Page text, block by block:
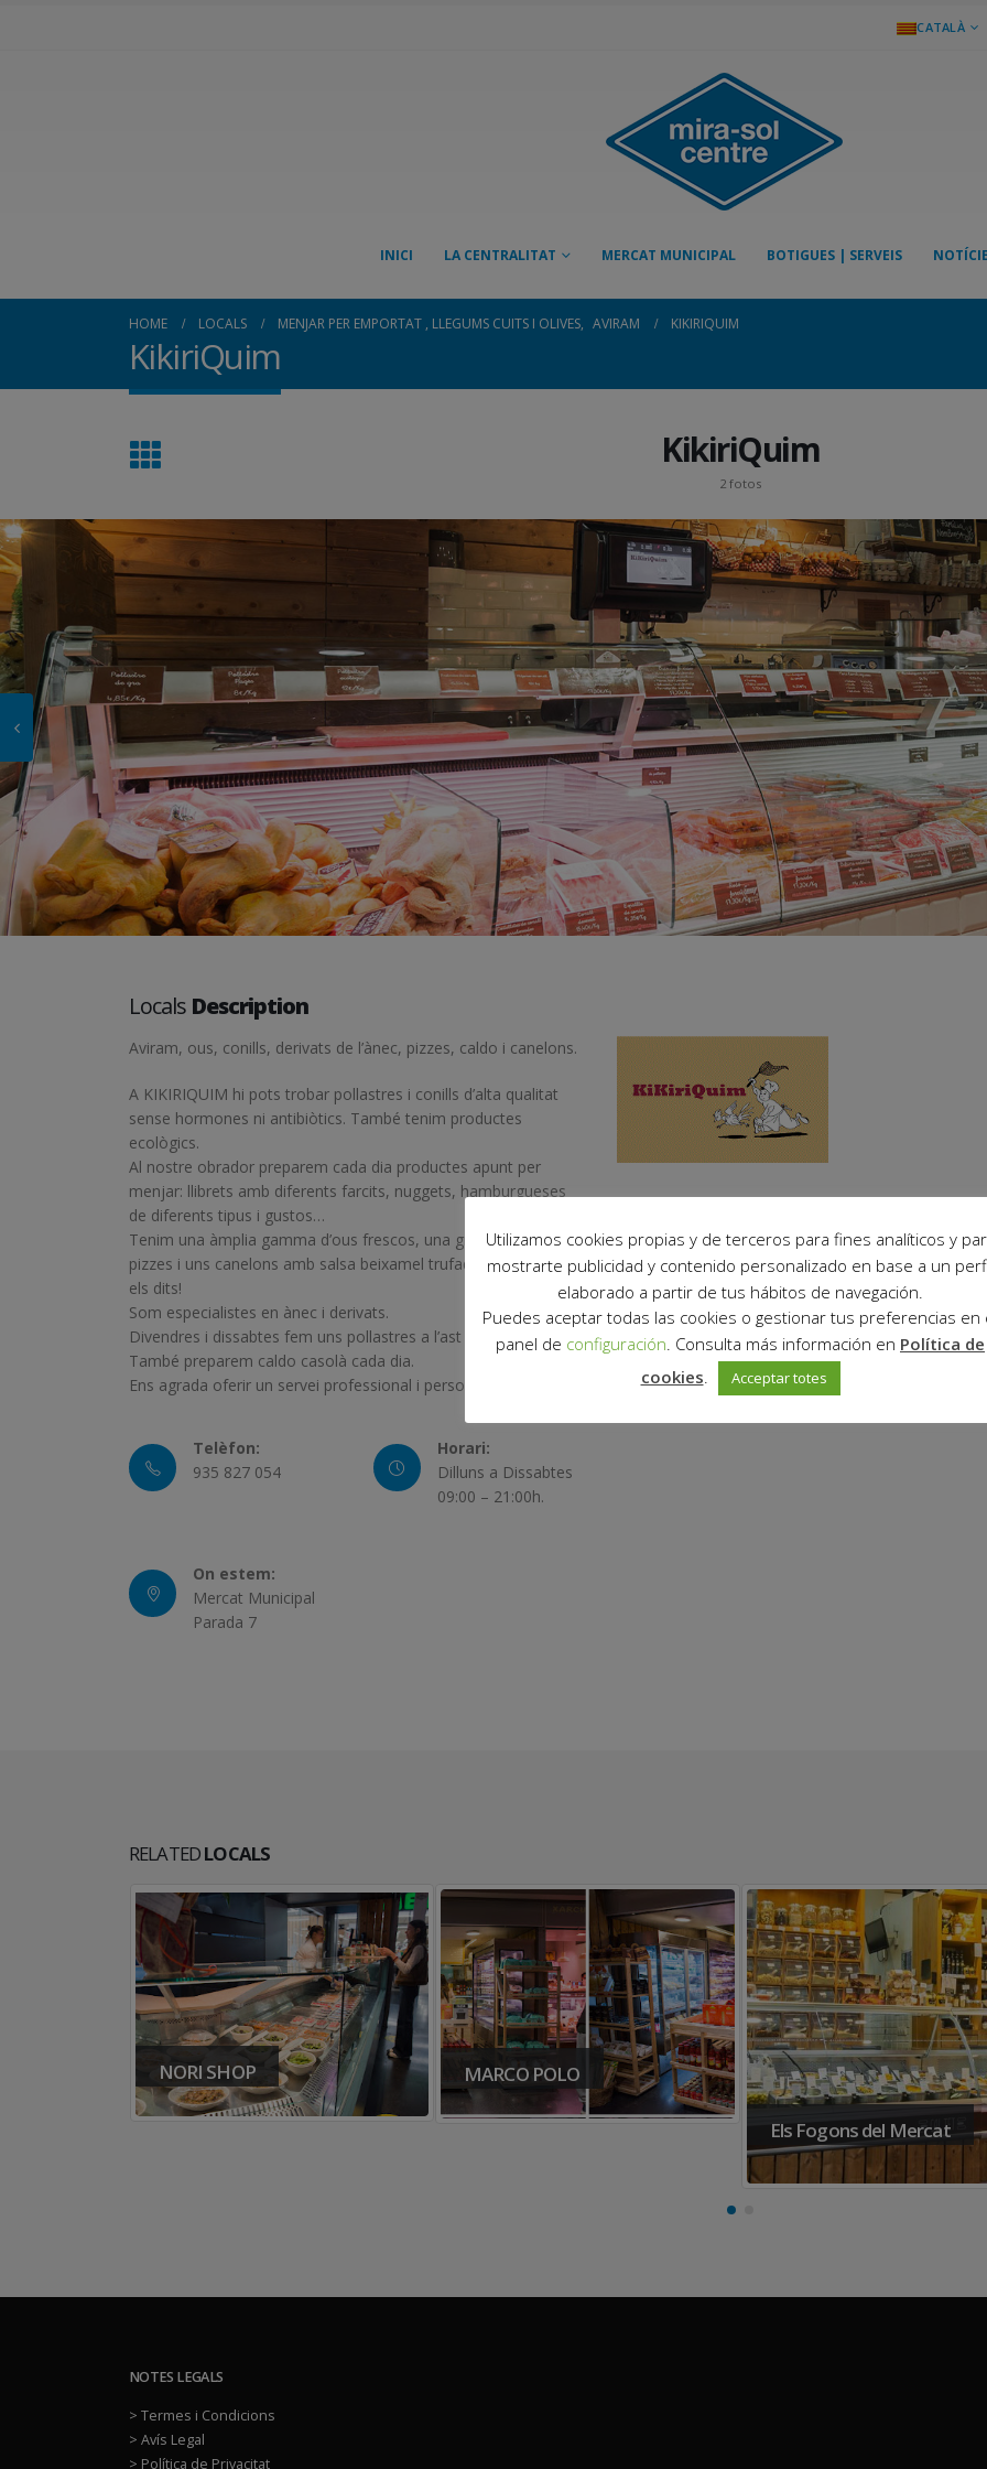
CATALÀ
INICI LA CENTRALITAT MERCAT MUNICIPAL BOTIGUES | SERVEIS
HOME LOCALS MENJAR PER EMPORTAT , LLEGUMS CUITS I OLIVES, AVIRAM KIKIRIQUIM
KikiriQuim
KikiriQuim
2 fotos
Locals Description
Aviram, ous, conills, derivats de l’ànec, pizzes, caldo i canelons.
A KIKIRIQUIM hi pots trobar pollastres i conills d’alta qualitat
sense hormones ni antibiòtics. També tenim productes
ecològics.
Al nostre obrador preparem cada dia productes apunt per
menjar: llibrets amb diferents farcits, nuggets, hamburgueses
de diferents tipus i gustos…
Tenim una àmplia gamma d’ous frescos, una gran varietat de
pizzes i uns canelons amb salsa beixamel trufada per llepar-se
els dits!
Som especialistes en ànec i derivats.
Divendres i dissabtes fem uns pollastres a l’ast boníssims.
També preparem caldo casolà cada dia.
Ens agrada oferir un servei professional i personalitzat.
Telèfon:
935 827 054
On estem:
Mercat Municipal
Parada 7
Horari:
Dilluns a Dissabtes
09:00 – 21:00h.
RELATEDLOCALS
NORI SHOP MARCO POLO
Els Fogons del Mercat
NOTES LEGALS
> Termes i Condicions
> Avís Legal
> Política de Privacitat
Utilizamos cookies propias y de terceros para fines analíticos y
mostrarte publicidad y contenido personalizado en base a un
elaborado a partir de tus hábitos de navegación.
Puedes aceptar todas las cookies o gestionar tus preferencias en
panel de configuración. Consulta más información en Política de
cookies. Acceptar totes